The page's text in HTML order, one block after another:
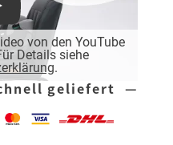
von den YouTube
Details siehe
.
geliefert —